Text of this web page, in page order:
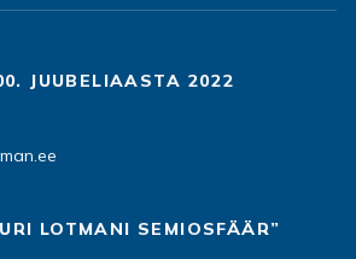
JUUBELIAASTA 2022
LOTMANI SEMIOSFÄÄR”